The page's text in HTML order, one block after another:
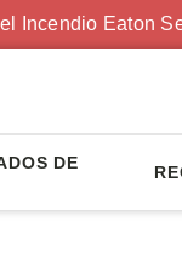
Incendio Eaton
DE